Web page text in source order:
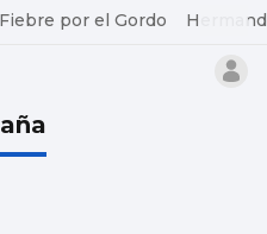
Fiebre por el Gordo